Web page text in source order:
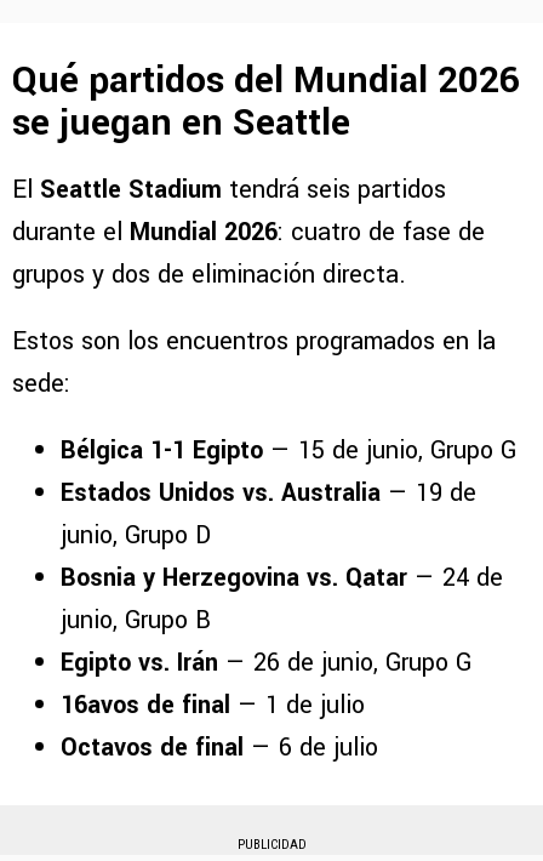
Qué partidos del Mundial 2026
se juegan en Seattle
El Seattle Stadium tendrá seis partidos
durante el Mundial 2026: cuatro de fase de
grupos y dos de eliminación directa.
Estos son los encuentros programados en la
sede:
Bélgica 1-1 Egipto — 15 de junio, Grupo G
Estados Unidos vs. Australia — 19 de
junio, Grupo D
Bosnia y Herzegovina vs. Qatar — 24 de
junio, Grupo B
Egipto vs. Irán — 26 de junio, Grupo G
16avos de final — 1 de julio
Octavos de final — 6 de julio
PUBLICIDAD